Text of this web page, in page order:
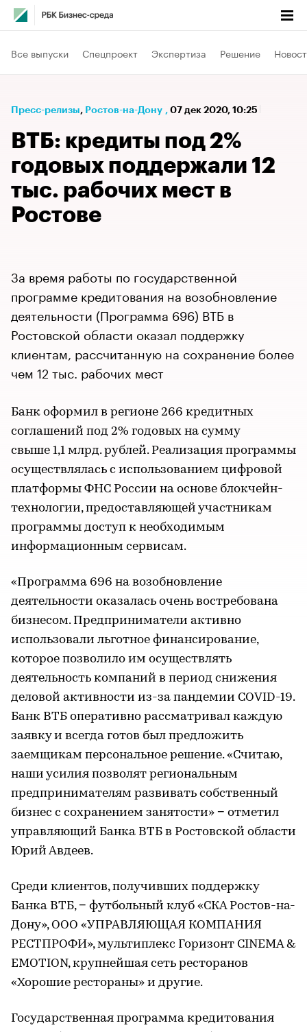
Все выпуски Спецпроект Экспертиза Решение
Пресс-релизы⁠, Ростов-на-Дону , 07 дек 2020, 10:25
ВТБ: кредиты под 2%
годовых поддержали 12
тыс. рабочих мест в
Ростове
За время работы по государственной
программе кредитования на возобновление
деятельности (Программа 696) ВТБ в
Ростовской области оказал поддержку
клиентам, рассчитанную на сохранение более
чем 12 тыс. рабочих мест
Банк оформил в регионе 266 кредитных
соглашений под 2% годовых на сумму
свыше 1,1 млрд. рублей. Реализация программы
осуществлялась с использованием цифровой
платформы ФНС России на основе блокчейн-
технологии, предоставляющей участникам
программы доступ к необходимым
информационным сервисам.
«Программа 696 на возобновление
деятельности оказалась очень востребована
бизнесом. Предприниматели активно
использовали льготное финансирование,
которое позволило им осуществлять
деятельность компаний в период снижения
деловой активности из-за пандемии COVID-19.
Банк ВТБ оперативно рассматривал каждую
заявку и всегда готов был предложить
заемщикам персональное решение. «Считаю,
наши усилия позволят региональным
предпринимателям развивать собственный
бизнес с сохранением занятости» − отметил
управляющий Банка ВТБ в Ростовской области
Юрий Авдеев.
Среди клиентов, получивших поддержку
Банка ВТБ, − футбольный клуб «СКА Ростов-на-
Дону», ООО «УПРАВЛЯЮЩАЯ КОМПАНИЯ
РЕСТПРОФИ», мультиплекс Горизонт CINEMA &
EMOTION, крупнейшая сеть ресторанов
«Хорошие рестораны» и другие.
Государственная программа кредитования